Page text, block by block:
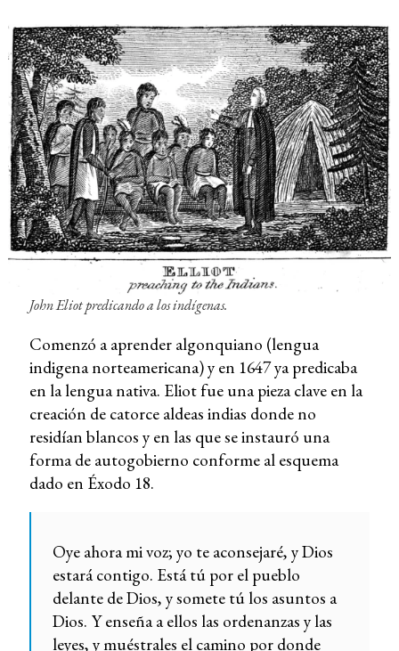
John Eliot predicando a los indígenas.
Comenzó a aprender algonquiano (lengua
indigena norteamericana) y en 1647 ya predicaba
en la lengua nativa. Eliot fue una pieza clave en la
creación de catorce aldeas indias donde no
residían blancos y en las que se instauró una
forma de autogobierno conforme al esquema
dado en Éxodo 18.
Oye ahora mi voz; yo te aconsejaré, y Dios
estará contigo. Está tú por el pueblo
delante de Dios, y somete tú los asuntos a
Dios. Y enseña a ellos las ordenanzas y las
leyes, y muéstrales el camino por donde